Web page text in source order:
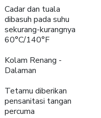
Cadar dan tuala
dibasuh pada suhu
sekurang-kurangnya
60°C/140°F
Kolam Renang -
Dalaman
Tetamu diberikan
pensanitasi tangan
percuma